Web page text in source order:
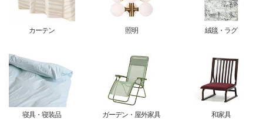
カーテン 照明 絨毯・ラグ
寝具・寝装品 ガーデン・屋外家具 和家具